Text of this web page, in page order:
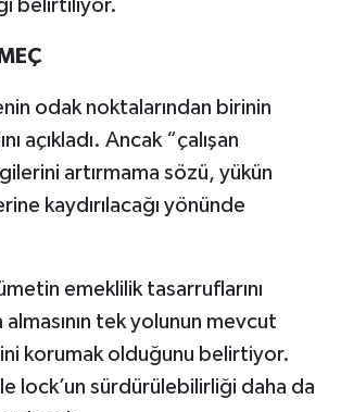
belirtiliyor.
odak noktalarından birinin
açıkladı. Ancak “çalışan
artırmama sözü, yükün
kaydırılacağı yönünde
emeklilik tasarruflarını
almasının tek yolunun mevcut
korumak olduğunu belirtiyor.
lock’un sürdürülebilirliği daha da